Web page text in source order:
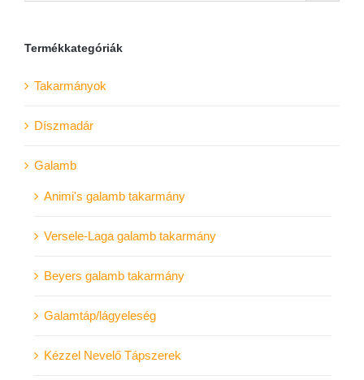
Termékkategóriák
Takarmányok
Díszmadár
Galamb
Animi's galamb takarmány
Versele-Laga galamb takarmány
Beyers galamb takarmány
Galamtáp/lágyeleség
Kézzel Nevelő Tápszerek